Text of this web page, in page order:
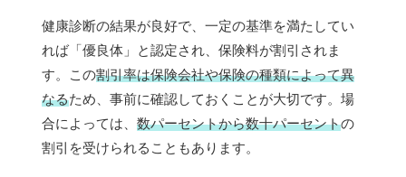
健康診断の結果が良好で、一定の基準を満たしてい
れば「優良体」と認定され、保険料が割引されま
す。この割引率は保険会社や保険の種類によって異
なるため、事前に確認しておくことが大切です。場
合によっては、 数パーセントから数十パーセントの
割引を受けられることもあります。